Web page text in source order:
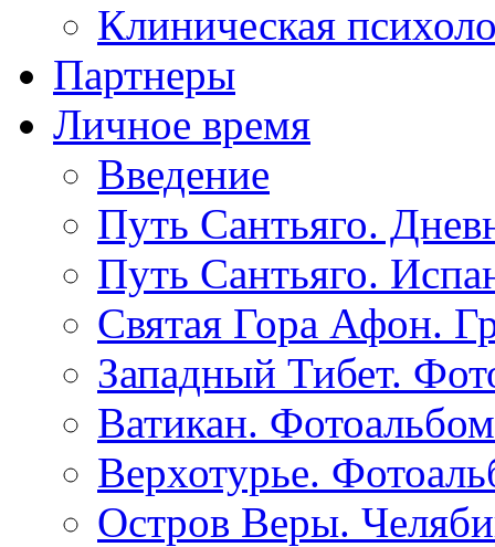
Клиническая
Партнеры
Личное время
Введение
Путь Сантьяго.
Путь Сантьяго.
Святая Гора Афон.
Западный Тибет.
Ватикан.
Верхотурье.
Остров Веры.